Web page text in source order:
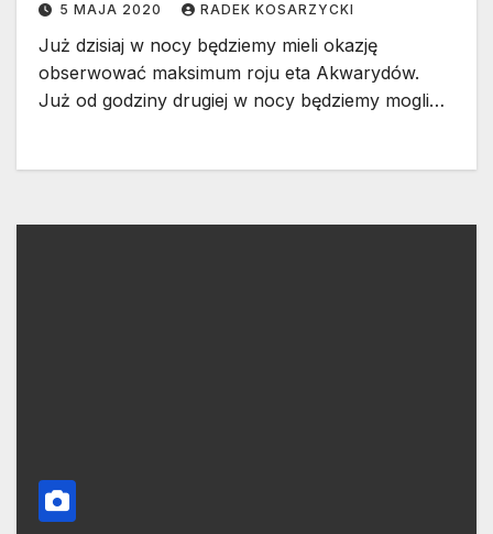
5 MAJA 2020 RADEK KOSARZYCKI
Już dzisiaj w nocy będziemy mieli okazję
obserwować maksimum roju eta Akwarydów.
Już od godziny drugiej w nocy będziemy mogli…